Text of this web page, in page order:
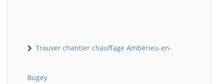
Trouver chantier chauffage Ambérieu-en-
Bugey